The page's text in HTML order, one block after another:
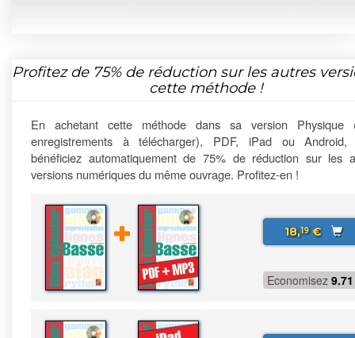
Profitez de 75%de réduction sur les autres
cette méthode !
En achetant cette méthode dans sa version Physique
enregistrements à télécharger), PDF, iPad ou Android,
bénéficiez automatiquement de 75% de réduction sur les
versions numériques du même ouvrage. Profitez-en !
18,19€
Economisez 9.71